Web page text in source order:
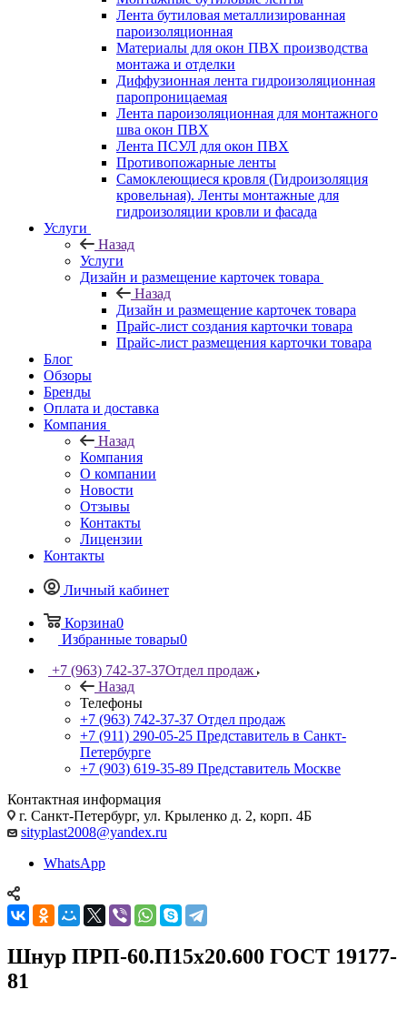
Лента бутиловая металлизированная
пароизоляционная
Материалы для окон ПВХ производства
монтажа и отделки
Диффузионная лента гидроизоляционная
паропроницаемая
Лента пароизоляционная для монтажного
шва окон ПВХ
Лента ПСУЛ для окон ПВХ
Противопожарные ленты
Самоклеющиеся кровля (Гидроизоляция
кровельная). Ленты монтажные для
гидроизоляции кровли и фасада
Услуги
Назад
Услуги
Дизайн и размещение карточек товара
Назад
Дизайн и размещение карточек товара
Прайс-лист создания карточки товара
Прайс-лист размещения карточки товара
Блог
Обзоры
Бренды
Оплата и доставка
Компания
Назад
Компания
О компании
Новости
Отзывы
Контакты
Лицензии
Контакты
Личный кабинет
Корзина0
Избранные товары0
+7 (963) 742-37-37Отдел продаж
Назад
Телефоны
+7 (963) 742-37-37 Отдел продаж
+7 (911) 290-05-25 Представитель в Санкт-
Петербурге
+7 (903) 619-35-89 Представитель Москве
Контактная информация
г. Санкт-Петербург, ул. Крыленко д. 2, корп. 4Б
sityplast2008@yandex.ru
WhatsApp
Шнур ПРП-60.П15х20.600 ГОСТ 19177-
81